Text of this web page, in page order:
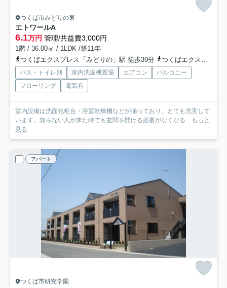
つくば市みどりの東
エトワールA
6.1万円 管理/共益費3,000円
1階 / 36.00㎡ / 1LDK /築11年
つくばエクスプレス「みどりの」駅 徒歩39分
つくばエクスプレス「みらい平」駅 徒歩55分
バス・トイレ別 室内洗濯機置場 エアコン
バルコニー
フローリング
電気有
室内設備は洗面化粧台・浴室乾燥機などが揃っており、とても充実して
います。知らない人が来た時でも玄関を開ける必要がなくなる... もっと
見る
アパート
つくば市研究学園